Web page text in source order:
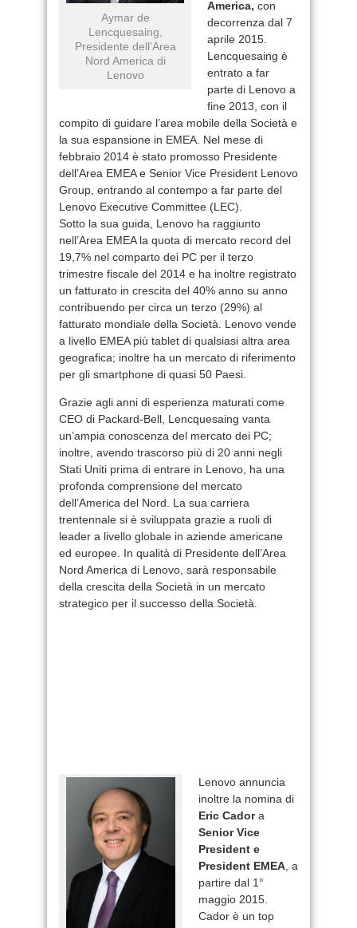
Aymar de
Lencquesaing,
Presidente dell’Area
Nord America di
Lenovo
America, con
decorrenza dal 7
aprile 2015.
Lencquesaing è
entrato a far
parte di Lenovo a
fine 2013, con il
compito di guidare l’area mobile della Società e
la sua espansione in EMEA. Nel mese di
febbraio 2014 è stato promosso Presidente
dell’Area EMEA e Senior Vice President Lenovo
Group, entrando al contempo a far parte del
Lenovo Executive Committee (LEC).
Sotto la sua guida, Lenovo ha raggiunto
nell’Area EMEA la quota di mercato record del
19,7% nel comparto dei PC per il terzo
trimestre fiscale del 2014 e ha inoltre registrato
un fatturato in crescita del 40% anno su anno
contribuendo per circa un terzo (29%) al
fatturato mondiale della Società. Lenovo vende
a livello EMEA più tablet di qualsiasi altra area
geografica; inoltre ha un mercato di riferimento
per gli smartphone di quasi 50 Paesi.
Grazie agli anni di esperienza maturati come
CEO di Packard-Bell, Lencquesaing vanta
un’ampia conoscenza del mercato dei PC;
inoltre, avendo trascorso più di 20 anni negli
Stati Uniti prima di entrare in Lenovo, ha una
profonda comprensione del mercato
dell’America del Nord. La sua carriera
trentennale si è sviluppata grazie a ruoli di
leader a livello globale in aziende americane
ed europee. In qualità di Presidente dell’Area
Nord America di Lenovo, sarà responsabile
della crescita della Società in un mercato
strategico per il successo della Società.
Lenovo annuncia
inoltre la nomina di
Eric Cadora
Senior Vice
President e
President EMEA , a
partire dal 1°
maggio 2015.
Cador è un top